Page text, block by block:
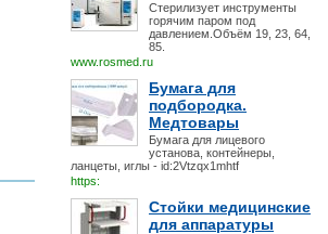
Стерилизует инструменты
горячим паром под
давлением.Объём 19, 23, 64,
85.
www.rosmed.ru
Бумага для
подбородка.
Медтовары
Бумага для лицевого
установа, контейнеры,
ланцеты, иглы - id:2Vtzqx1mhtf
https:
Стойки медицинские
для аппаратуры